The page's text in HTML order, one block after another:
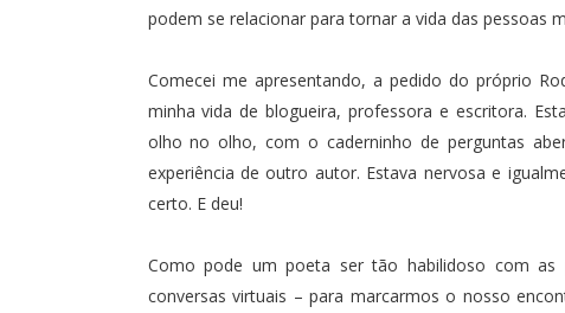
podem se relacionar para tornar a vida das pessoas
Comecei me apresentando, a pedido do próprio
minha vida de blogueira, professora e escritora.
olho no olho, com o caderninho de perguntas
experiência de outro autor. Estava nervosa e
certo. E deu!
Como pode um poeta ser tão habilidoso com as
conversas virtuais – para marcarmos o nosso